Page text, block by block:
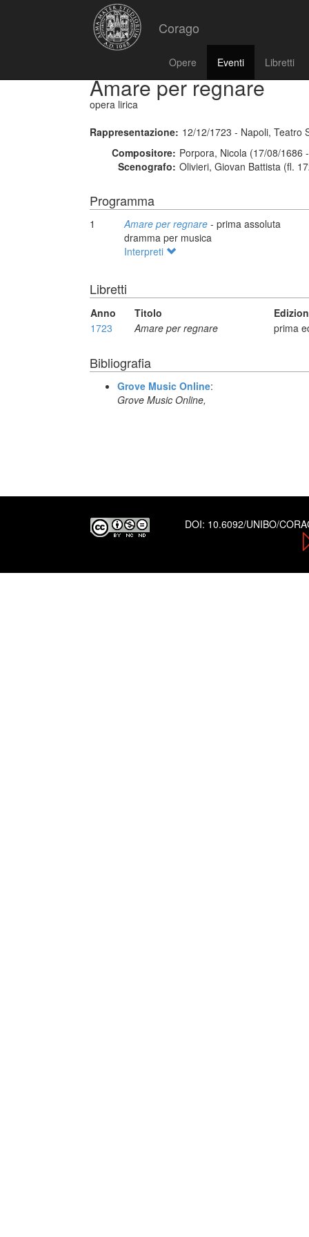
Corago
Opere Eventi Libretti
Amare per regnare
opera lirica
Rappresentazione: 12/12/1723 - Napoli, Teatro
Compositore: Porpora, Nicola (17/08/1686
Scenografo: Olivieri, Giovan Battista (fl.
Programma
1 Amare per regnare - prima assoluta
dramma per musica
Interpreti
Libretti
Anno Titolo
1723
Amare per regnare prima
Bibliografia
Grove Music Online:
Grove Music Online,
DOI: 10.6092/UNIBO/